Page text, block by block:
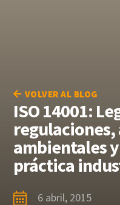
VOLVER AL BLOG
ISO 14001:
ambientales
práctica
6 abril, 2015